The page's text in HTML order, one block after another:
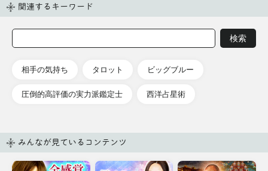
関連するキーワード
相手の気持ち タロット ビッグブルー
圧倒的高評価の実力派鑑定士 西洋占星術
みんなが見ているコンテンツ